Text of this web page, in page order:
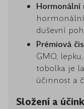
Hormonální
hormonální
duševní
Prémiová
GMO,
tobolka je
účinnost a
Složení a